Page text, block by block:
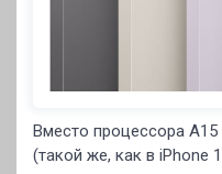
Вместо процессора A15
(такой же, как в iPhone